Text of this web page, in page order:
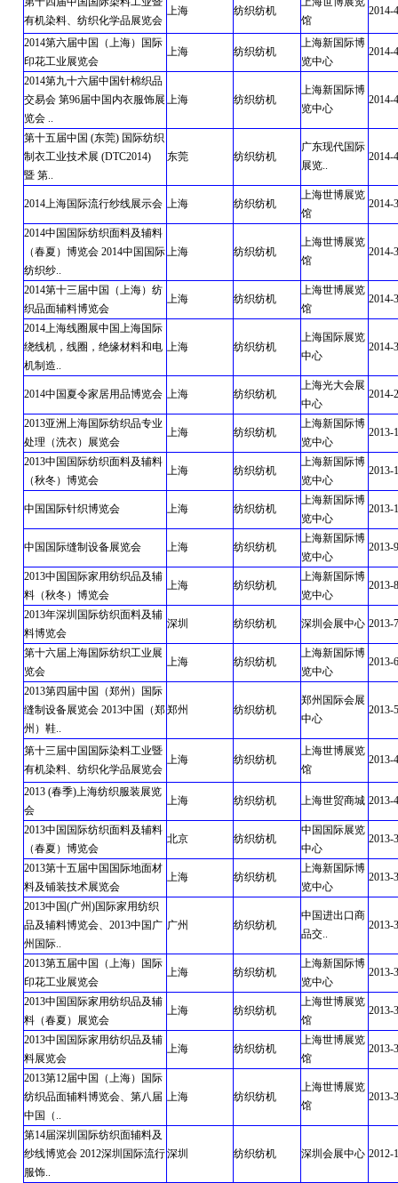
有机染料、纺织化学品展览会
上海 纺织纺机
馆
2014-
2014第六届中国（上海）国际
印花工业展览会
上海 纺织纺机
上海新国际博
览中心
2014-
2014第九十六届中国针棉织品
交易会 第96届中国内衣服饰展
览会 ..
上海 纺织纺机
上海新国际博
览中心
2014-
第十五届中国 (东莞) 国际纺织
制衣工业技术展 (DTC2014)
暨 第..
东莞 纺织纺机
广东现代国际
展览..
2014-
2014上海国际流行纱线展示会 上海 纺织纺机
上海世博展览
馆
2014-
2014中国国际纺织面料及辅料
（春夏）博览会 2014中国国际
纺织纱..
上海 纺织纺机
上海世博展览
馆
2014-
2014第十三届中国（上海）纺
织品面辅料博览会
上海 纺织纺机
上海世博展览
馆
2014-
2014上海线圈展中国上海国际
绕线机，线圈，绝缘材料和电
机制造..
上海 纺织纺机
上海国际展览
中心
2014-
2014中国夏令家居用品博览会 上海 纺织纺机
上海光大会展
中心
2014-
2013亚洲上海国际纺织品专业
处理（洗衣）展览会
上海 纺织纺机
上海新国际博
览中心
2013-
2013中国国际纺织面料及辅料
（秋冬）博览会
上海 纺织纺机
上海新国际博
览中心
2013-
中国国际针织博览会 上海 纺织纺机
上海新国际博
览中心
2013-
中国国际缝制设备展览会 上海 纺织纺机
上海新国际博
览中心
2013-
2013中国国际家用纺织品及辅
料（秋冬）博览会
上海 纺织纺机
上海新国际博
览中心
2013-
2013年深圳国际纺织面料及辅
料博览会
深圳 纺织纺机 深圳会展中心 2013-
第十六届上海国际纺织工业展
览会
上海 纺织纺机
上海新国际博
览中心
2013-
2013第四届中国（郑州）国际
缝制设备展览会 2013中国（郑
州）鞋..
郑州 纺织纺机
郑州国际会展
中心
2013-
第十三届中国国际染料工业暨
有机染料、纺织化学品展览会
上海 纺织纺机
上海世博展览
馆
2013-
2013 (春季)上海纺织服装展览
会
上海 纺织纺机 上海世贸商城 2013-
2013中国国际纺织面料及辅料
（春夏）博览会
北京 纺织纺机
中国国际展览
中心
2013-
2013第十五届中国国际地面材
料及铺装技术展览会
上海 纺织纺机
上海新国际博
览中心
2013-
2013中国(广州)国际家用纺织
品及辅料博览会、2013中国广
州国际..
广州 纺织纺机
中国进出口商
品交..
2013-
2013第五届中国（上海）国际
印花工业展览会
上海 纺织纺机
上海新国际博
览中心
2013-
2013中国国际家用纺织品及辅
料（春夏）展览会
上海 纺织纺机
上海世博展览
馆
2013-
2013中国国际家用纺织品及辅
料展览会
上海 纺织纺机
上海世博展览
馆
2013-
2013第12届中国（上海）国际
纺织品面辅料博览会、第八届
中国（..
上海 纺织纺机
上海世博展览
馆
2013-
第14届深圳国际纺织面辅料及
纱线博览会 2012深圳国际流行
服饰..
深圳 纺织纺机 深圳会展中心 2012-